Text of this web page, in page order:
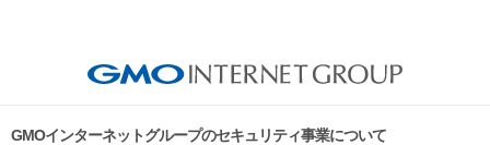
GMOインターネットグループのセキュリティ事業について